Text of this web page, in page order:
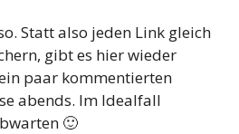
Statt also jeden Link gleich
gibt es hier wieder
paar kommentierten
abends. Im Idealfall
🙂